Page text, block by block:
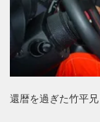
還暦を過ぎた竹平